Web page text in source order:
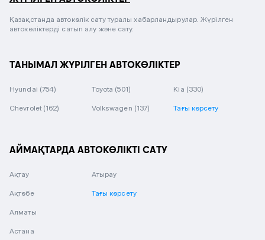
Қазақстанда автокөлік сату туралы хабарландырулар. Жүрілген
автокөліктерді сатып алу және сату.
ТАНЫМАЛ ЖҮРІЛГЕН АВТОКӨЛІКТЕР
Hyundai (754) Toyota (501) Kia (330)
Chevrolet (162) Volkswagen (137) Тағы көрсету
АЙМАҚТАРДА АВТОКӨЛІКТІ САТУ
Ақтау
Ақтөбе
Алматы
Астана
Атырау
Тағы көрсету